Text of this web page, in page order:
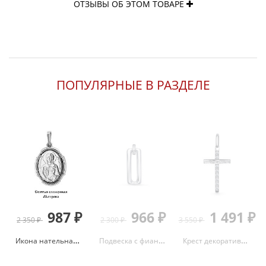
ОТЗЫВЫ ОБ ЭТОМ ТОВАРЕ
ПОПУЛЯРНЫЕ В РАЗДЕЛЕ
2 350 ₽ 987 ₽
Икона нательная Матрона из серебра 925 с родированием 10934.5
2 300 ₽ 966 ₽
Подвеска с фианитами из серебра 925 с родированием с0300407
3 550 ₽ 1 491 ₽
Крест декоративный с фианитами из серебра 925 с родированием 03-3632/00КЦ-00